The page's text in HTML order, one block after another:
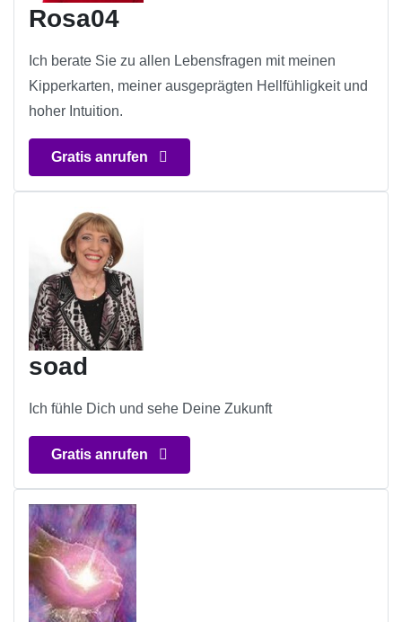
Rosa04
Ich berate Sie zu allen Lebensfragen mit meinen
Kipperkarten, meiner ausgeprägten Hellfühligkeit und
hoher Intuition.
Gratis anrufen
soad
Ich fühle Dich und sehe Deine Zukunft
Gratis anrufen